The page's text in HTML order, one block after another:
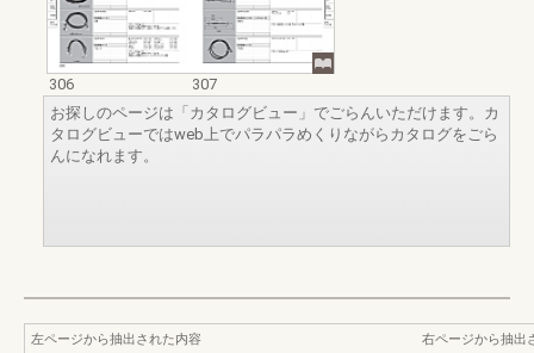
306
307
お探しのページは「カタログビュー」でごらんいただけます。カ
タログビューではweb上でパラパラめくりながらカタログをごら
んになれます。
左ページから抽出された内容
右ページから抽出